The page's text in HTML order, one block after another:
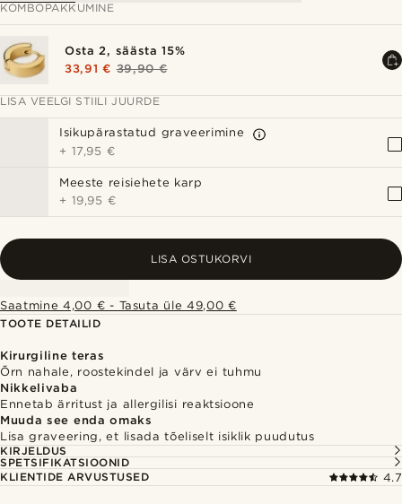
KOMBOPAKKUMINE
Osta 2, säästa 15%
33,91 € 39,90 €
LISA VEELGI STIILI JUURDE
Isikupärastatud graveerimine
+ 17,95 €
Meeste reisiehete karp
+ 19,95 €
LISA OSTUKORVI
Saatmine 4,00 € - Tasuta üle 49,00 €
TOOTE DETAILID
Kirurgiline teras
Õrn nahale, roostekindel ja värv ei tuhmu
Nikkelivaba
Ennetab ärritust ja allergilisi reaktsioone
Muuda see enda omaks
Lisa graveering, et lisada tõeliselt isiklik puudutus
KIRJELDUS
SPETSIFIKATSIOONID
KLIENTIDE ARVUSTUSED
4.7